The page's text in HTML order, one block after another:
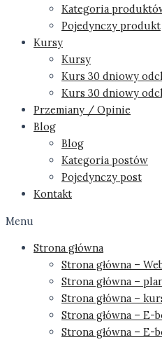
Kategoria
Pojedynczy produkt
Kursy
Kursy
Kurs 30 dniowy
Kurs 30 dniowy
Przemiany / Opinie
Blog
Blog
Kategoria postów
Pojedynczy post
Kontakt
Menu
Strona główna
Strona główna –
Strona główna –
Strona główna –
Strona główna – E-
Strona główna – E-